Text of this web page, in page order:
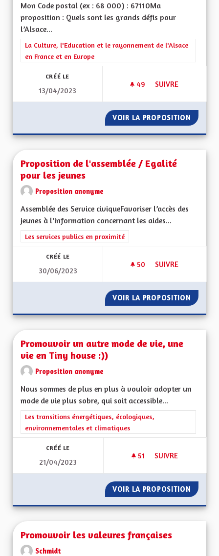
Mon Code postal (ex : 68 000) : 67110Ma
proposition : Quels sont les grands défis pour
l’Alsace...
Filtrer les résultats de la catégorie : La Culture, l'Education et
La Culture, l'Education et le rayonnement de l'Alsace
en France et en Europe
CRÉÉ LE
13/04/2023
49 49 ABONNÉS
SUIVRE
VOIR LA PROPOSITION
Proposition de l'assemblée / Egalité
pour les jeunes
Proposition anonyme
Assemblée des Service civiqueFavoriser l’accès des
jeunes à l’information concernant les aides...
Filtrer les résultats de la catégorie : Les services publics en
Les services publics en proximité
CRÉÉ LE
30/06/2023
50 50 ABONNÉS
SUIVRE
VOIR LA PROPOSITION
Promouvoir un autre mode de vie, une
vie en Tiny house :))
Proposition anonyme
Nous sommes de plus en plus à vouloir adopter un
mode de vie plus sobre, qui soit accessible...
Filtrer les résultats de la catégorie : Les transitions
Les transitions énergétiques, écologiques,
environnementales et climatiques
CRÉÉ LE
21/04/2023
51 51 ABONNÉS
SUIVRE
VOIR LA PROPOSITION
Promouvoir les valeures françaises
Schmidt